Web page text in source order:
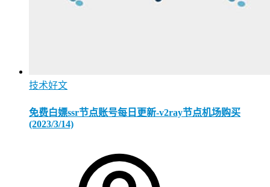
技术好文
免费白嫖ssr节点账号每日更新-v2ray节点机场购买
(2023/3/14)